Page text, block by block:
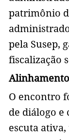
patrimônio
pela Susep,
fiscalização
Alinhamento
O encontro
de diálogo e
escuta